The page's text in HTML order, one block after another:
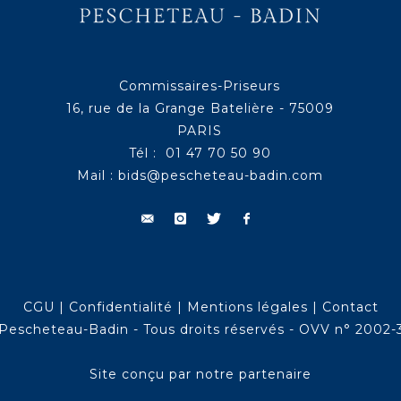
Commissaires-Priseurs
16, rue de la Grange Batelière - 75009
PARIS
Tél : 01 47 70 50 90
Mail : bids@pescheteau-badin.com
CGU | Confidentialité | Mentions légales | Contact
Badin - Tous droits réservés - OVV n° 2002-
Site conçu par notre partenaire